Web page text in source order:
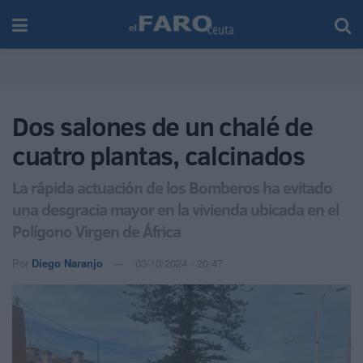
Dos salones de un chalé de
cuatro plantas, calcinados
La rápida actuación de los Bomberos ha evitado
una desgracia mayor en la vivienda ubicada en el
Polígono Virgen de África
Por Diego Naranjo 03/10/2024 - 20:47